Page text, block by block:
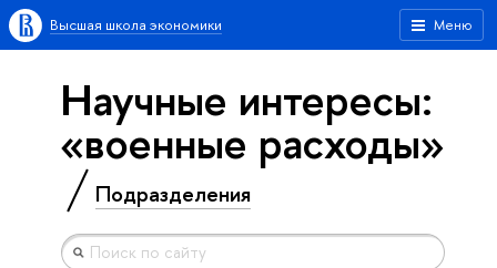
Меню
Высшая школа экономики
Научные интересы:
«военные расходы»
Подразделения